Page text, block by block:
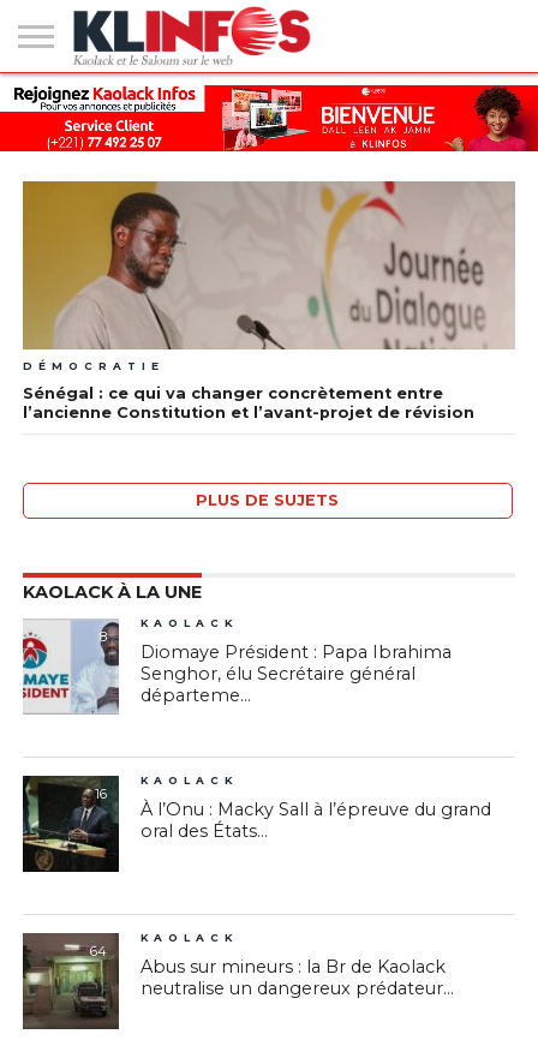
#2
(PAS
DE
TITRE)
KAOLACK
POLITIQUE
ECONOMIE
SOCIÉTÉ
CULTURE
PEOPLE
SPORT
SANTÉ
AFRIQUE
INTERNATIONAL
EMPLOI &
FORMATION
DÉMOCRATIE
Sénégal : ce qui va changer concrètement entre
l’ancienne Constitution et l’avant-projet de révision
PLUS DE SUJETS
KAOLACK À LA UNE
8
KAOLACK
Diomaye Président : Papa Ibrahima
Senghor, élu Secrétaire général
départeme...
16
KAOLACK
À l’Onu : Macky Sall à l’épreuve du grand
oral des États...
64
KAOLACK
Abus sur mineurs : la Br de Kaolack
neutralise un dangereux prédateur...